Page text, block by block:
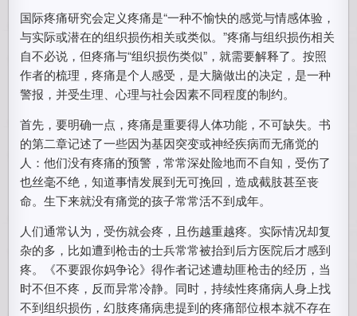
国际疼痛研究会定义疼痛是“一种不愉快的感觉与情感体验，
与实际或潜在的组织损伤相关或类似。”疼痛与组织损伤相关
自不必说，但疼痛与“组织损伤类似”，就需要解释了。按照
作者的梳理，疼痛是个人感受，是大脑做出的决定，是一种
警报，并受生理、心理与社会因素不同程度的制约。
首先，要明确一点，疼痛是重要得人体功能，不可缺失。书
的第二章记述了一些因为基因突变或神经疾病而无痛觉的
人：他们没有疼痛的预警，常常深处险地而不自知，受伤了
也丝毫不绝，知道事情发展到无可挽回，造成截肢甚至丧
命。生下来就没有痛觉的孩子常常活不到成年。
人们通常认为，受伤就会疼，且伤越重越疼。实际情况却复
杂的多，比如遭到枪击的士兵常常被抬到后方医院后才感到
疼。《不要跟你妈争论》得作者记述遭劫匪枪击的经历，当
时不但不疼，反而异常冷静。同时，持续性疼痛病人身上找
不到组织损伤，幻肢疼痛病患提到的疼痛部位根本就不存在